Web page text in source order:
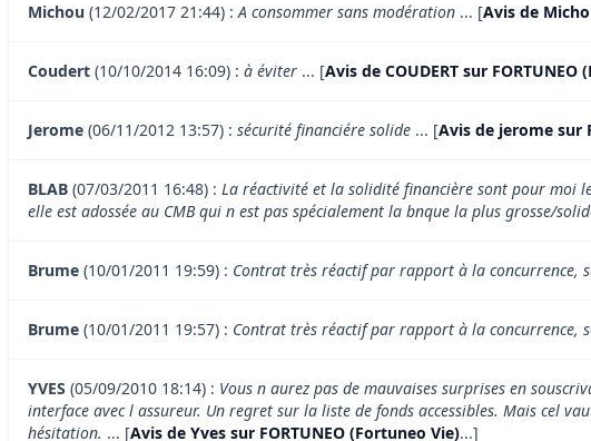
Michou (12/02/2017 21:44) :A consommer sans modération ... [Avis de
Coudert (10/10/2014 16:09) : à éviter ... [Avis de COUDERT sur FORTUNEO
Jerome (06/11/2012 13:57) : sécurité financiére solide ... [Avis de jerome sur
BLAB (07/03/2011 16:48) : La réactivité et la solidité financière sont pour moi
elle est adossée au CMB qui n est pas spécialement la bnque la plus grosse/
Brume (10/01/2011 19:59) : Contrat très réactif par rapport à la concurrence,
Brume (10/01/2011 19:57) : Contrat très réactif par rapport à la concurrence,
YVES (05/09/2010 18:14) : Vous n aurez pas de mauvaises surprises en
interface avec l assureur. Un regret sur la liste de fonds accessibles. Mais cel
hésitation. ... [Avis de Yves sur FORTUNEO (Fortuneo Vie)...]